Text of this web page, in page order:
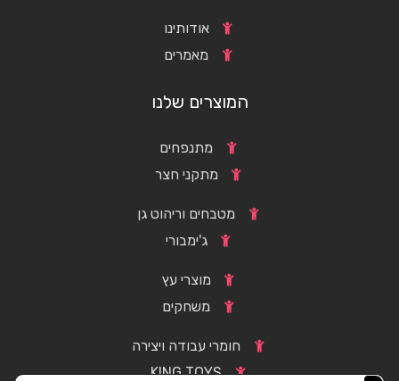
אודותינו
מאמרים
המוצרים שלנו
מתנפחים
מתקני חצר
מטבחים וריהוט גן
ג'ימבורי
מוצרי עץ
משחקים
חומרי עבודה ויצירה
KING TOYS